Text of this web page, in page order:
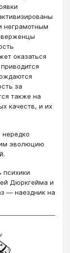
неграмотным
оказаться
за
также на
качеств, и их
нередко
эволюцию
психики
Дюркгейма и
― наездник на